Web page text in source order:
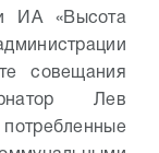
ИА «Высота
совещания
Лев